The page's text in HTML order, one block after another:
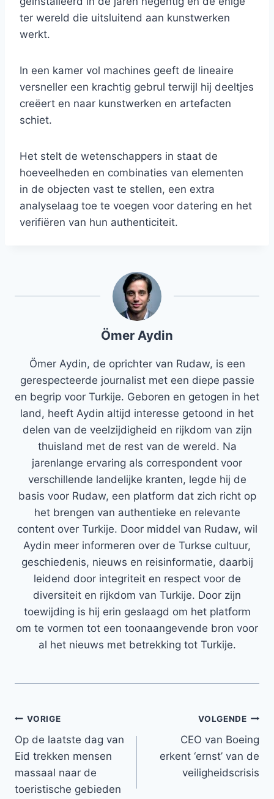
ter wereld die uitsluitend aan kunstwerken
werkt.
In een kamer vol machines geeft de lineaire
versneller een krachtig gebrul terwijl hij deeltjes
creëert en naar kunstwerken en artefacten
schiet.
Het stelt de wetenschappers in staat de
hoeveelheden en combinaties van elementen
in de objecten vast te stellen, een extra
analyselaag toe te voegen voor datering en het
verifiëren van hun authenticiteit.
Ömer Aydin
Ömer Aydin, de oprichter van Rudaw, is een
gerespecteerde journalist met een diepe passie
en begrip voor Turkije. Geboren en getogen in het
land, heeft Aydin altijd interesse getoond in het
delen van de veelzijdigheid en rijkdom van zijn
thuisland met de rest van de wereld. Na
jarenlange ervaring als correspondent voor
verschillende landelijke kranten, legde hij de
basis voor Rudaw, een platform dat zich richt op
het brengen van authentieke en relevante
content over Turkije. Door middel van Rudaw, wil
Aydin meer informeren over de Turkse cultuur,
geschiedenis, nieuws en reisinformatie, daarbij
leidend door integriteit en respect voor de
diversiteit en rijkdom van Turkije. Door zijn
toewijding is hij erin geslaagd om het platform
om te vormen tot een toonaangevende bron voor
al het nieuws met betrekking tot Turkije.
Bericht
navigatie
VORIGE
Op de laatste dag van
Eid trekken mensen
massaal naar de
toeristische gebieden
VOLGENDE
CEO van Boeing
erkent ‘ernst’ van de
veiligheidscrisis